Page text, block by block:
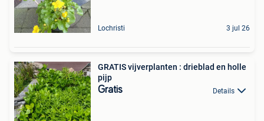
Lochristi 3 jul 26
GRATIS vijverplanten : drieblad en holle
pijp
Gratis Details